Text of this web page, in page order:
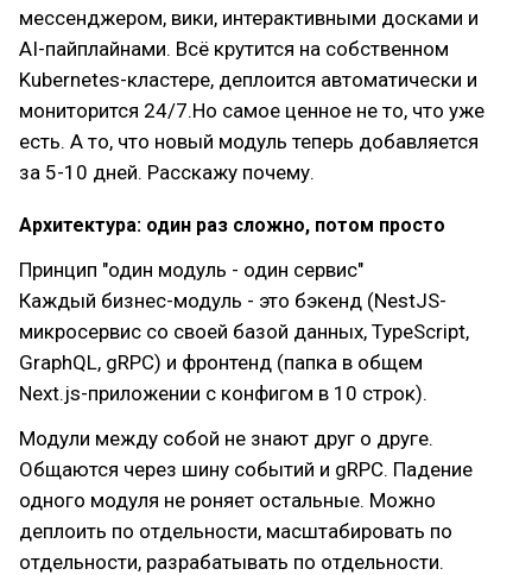
мессенджером, вики, интерактивными досками и
AI-пайплайнами. Всё крутится на собственном
Kubernetes-кластере, деплоится автоматически и
мониторится 24/7.Но самое ценное не то, что уже
есть. А то, что новый модуль теперь добавляется
за 5-10 дней. Расскажу почему.
Архитектура: один раз сложно, потом просто
Принцип "один модуль - один сервис"
Каждый бизнес-модуль - это бэкенд (NestJS-
микросервис со своей базой данных, TypeScript,
GraphQL, gRPC) и фронтенд (папка в общем
Next.js-приложении с конфигом в 10 строк).
Модули между собой не знают друг о друге.
Общаются через шину событий и gRPC. Падение
одного модуля не роняет остальные. Можно
деплоить по отдельности, масштабировать по
отдельности, разрабатывать по отдельности.